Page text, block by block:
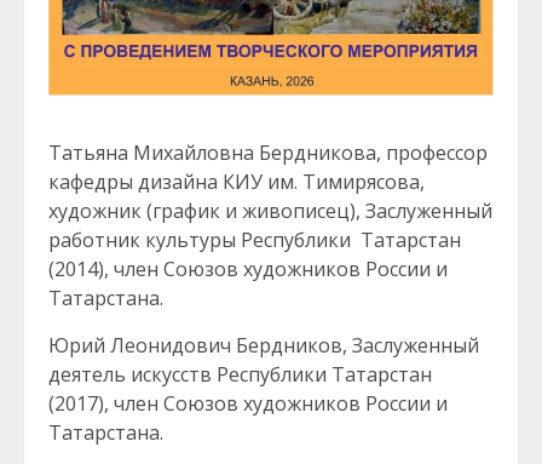
Татьяна Михайловна Бердникова, профессор
кафедры дизайна КИУ им. Тимирясова,
художник (график и живописец), Заслуженный
работник культуры Республики Татарстан
(2014), член Союзов художников России и
Татарстана.
Юрий Леонидович Бердников, Заслуженный
деятель искусств Республики Татарстан
(2017), член Союзов художников России и
Татарстана.